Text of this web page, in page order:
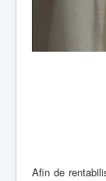
Afin de